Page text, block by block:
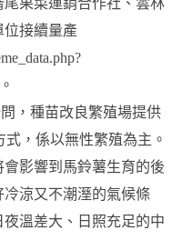
果菜運銷合作社、雲林
接續量產
，種苗改良繁殖場提供
，係以無性繁殖為主。
影響到馬鈴薯生育的後
涼又不潮溼的氣候條
溫差大、日照充足的中